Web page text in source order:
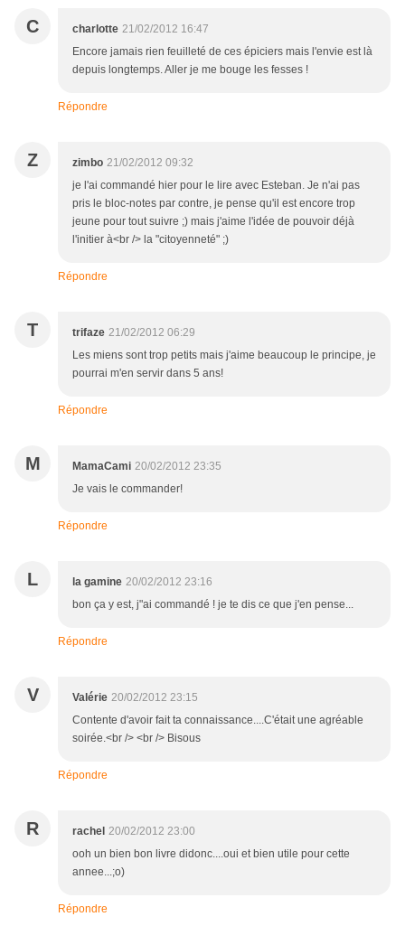
C charlotte 21/02/2012 16:47
Encore jamais rien feuilleté de ces épiciers mais l'envie est là
depuis longtemps. Aller je me bouge les fesses !
Répondre
Z zimbo 21/02/2012 09:32
je l'ai commandé hier pour le lire avec Esteban. Je n'ai pas
pris le bloc-notes par contre, je pense qu'il est encore trop
jeune pour tout suivre ;) mais j'aime l'idée de pouvoir déjà
l'initier à<br /> la "citoyenneté" ;)
Répondre
T trifaze 21/02/2012 06:29
Les miens sont trop petits mais j'aime beaucoup le principe, je
pourrai m'en servir dans 5 ans!
Répondre
M MamaCami 20/02/2012 23:35
Je vais le commander!
Répondre
L la gamine 20/02/2012 23:16
bon ça y est, j"ai commandé ! je te dis ce que j'en pense...
Répondre
V Valérie 20/02/2012 23:15
Contente d'avoir fait ta connaissance....C'était une agréable
soirée.<br /> <br /> Bisous
Répondre
R rachel 20/02/2012 23:00
ooh un bien bon livre didonc....oui et bien utile pour cette
annee...;o)
Répondre